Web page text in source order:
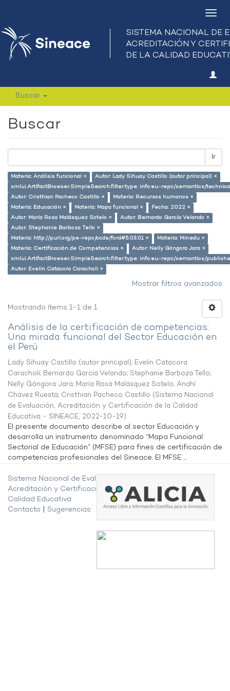
Buscar
Buscar
Ir
Materia: Análisis funcional ×
Autor: Lady Sihuay Castillo (autor principal) ×
xmlui.ArtifactBrowser.SimpleSearch.filter.type: info:eu-repo/semantics/
Autor: Cristhian Pacheco Castillo ×
Materia: Recursos humanos ×
Materia: Educación ×
Materia: Mapa funcional ×
Fecha: 2022 ×
Autor: María Rosa Malásquez Sotelo ×
Autor: Bernardo García Velando ×
Autor: Stephanie Barboza Tello ×
Materia: http://purl.org/pe-repo/ocde/ford#5.03.01 ×
Materia: Minedu ×
Materia: Certificación de Competencias ×
Autor: Nelly Góngora Jara ×
xmlui.ArtifactBrowser.SimpleSearch.filter.type: info:eu-repo/semantics/
Autor: Evelin Catacora Caracholi ×
Mostrar filtros avanzados
Mostrando ítems 1-1 de 1
Análisis de la certificación de competencias:
Una mirada funcional del Sector Educación en
el Perú
Lady Sihuay Castillo (autor principal); Evelin Catacora
Caracholi; Bernardo García Velando; Stephanie Barboza Tello;
Nelly Góngora Jara; María Rosa Malásquez Sotelo; Anahí
Chávez Ruesta; Cristhian Pacheco Castillo (Sistema Nacional
de Evaluación, Acreditación y Certificación de la Calidad
Educativa - SINEACE, 2022-10-19)
El presente documento describe al sector Educación y
desarrolla un instrumento denominado “Mapa Funcional
Sectorial de Educación” (MFSE) para fines de certificación de
competencias profesionales del Sineace. El MFSE ...
Sistema Nacional de Evaluación,
Acreditación y Certificación de la
Calidad Educativa
Contacto
Sugerencias